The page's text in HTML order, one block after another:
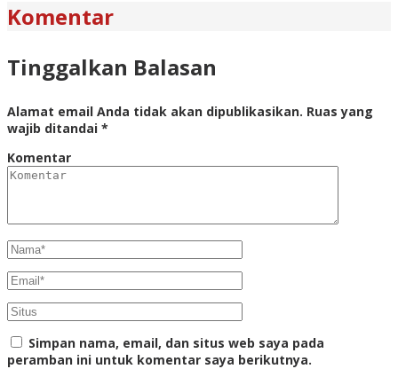
Komentar
Tinggalkan Balasan
Alamat email Anda tidak akan dipublikasikan. Ruas yang
wajib ditandai *
Komentar
Simpan nama, email, dan situs web saya pada
peramban ini untuk komentar saya berikutnya.